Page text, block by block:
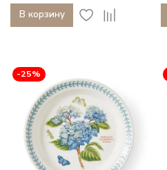
В корзину
-25%